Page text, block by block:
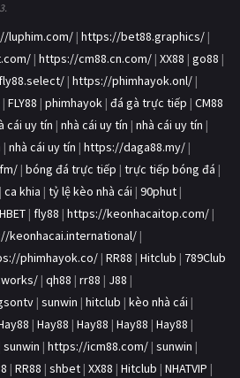
luphim.com/ | https://bet88.graphics/ |
| https://cm88.cn.com/ | XX88 | go88 |
| https://phimhayok.onl/ |
| FLY88 | phimhayok | đá gà trực tiếp | CM88
cái uy tín | nhà cái uy tín | nhà cái uy tín |
| nhà cái uy tín | https://daga88.my/ |
| bóng đá trực tiếp | trực tiếp bóng đá |
| ca khia | tỷ lệ kèo nhà cái | 90phut |
| fly88 | https://keonhacaitop.com/ |
keonhacai.international/ |
phimhayok.co/ | RR88 | Hitclub | 789Club
| qh88 | rr88 | J88 |
| sunwin | hitclub | kèo nhà cái |
| Hay88 | Hay88 | Hay88 | Hay88 |
sunwin | https://icm88.com/ | sunwin |
| RR88 | shbet | XX88 | Hitclub | NHATVIP |